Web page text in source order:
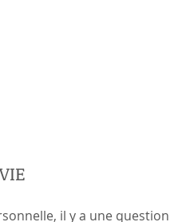
il y a une question